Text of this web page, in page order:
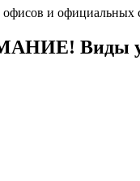
и официальных
Виды